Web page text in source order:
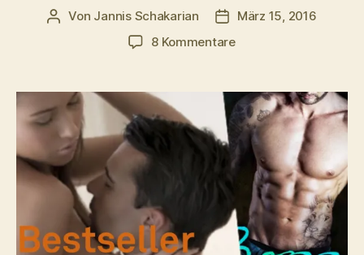
Beitragsautor
Von Jannis Schakarian Veröffentlichungsdatum
März 15, 2016
8 Kommentarezu
Untiefen
der
Amazon
Charts:
Bestseller
oder
Schundheft